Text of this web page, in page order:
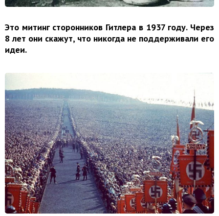
Это митинг сторонников Гитлера в 1937 году. Через
8 лет они скажут, что никогда не поддерживали его
идеи.